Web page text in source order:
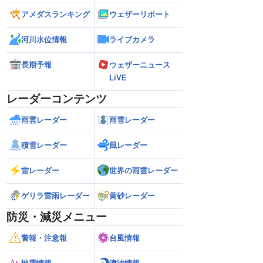
アメダスランキング ウェザーリポート
河川水位情報 ライブカメラ
長期予報
ウェザーニュース
LiVE
レーダーコンテンツ
雨雲レーダー 雨雪レーダー
積雪レーダー 風レーダー
雷レーダー 世界の雨雲レーダー
ゲリラ雷雨レーダー 黄砂レーダー
防災・減災メニュー
警報・注意報 台風情報